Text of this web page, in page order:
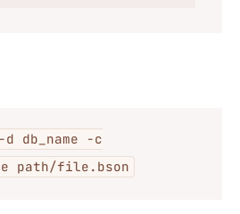
db_name -c
path/file.bson